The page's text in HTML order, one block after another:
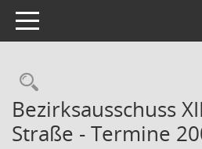
Toggle navigation
Rechercheauswahl
Bezirksausschuss
Straße - Termine